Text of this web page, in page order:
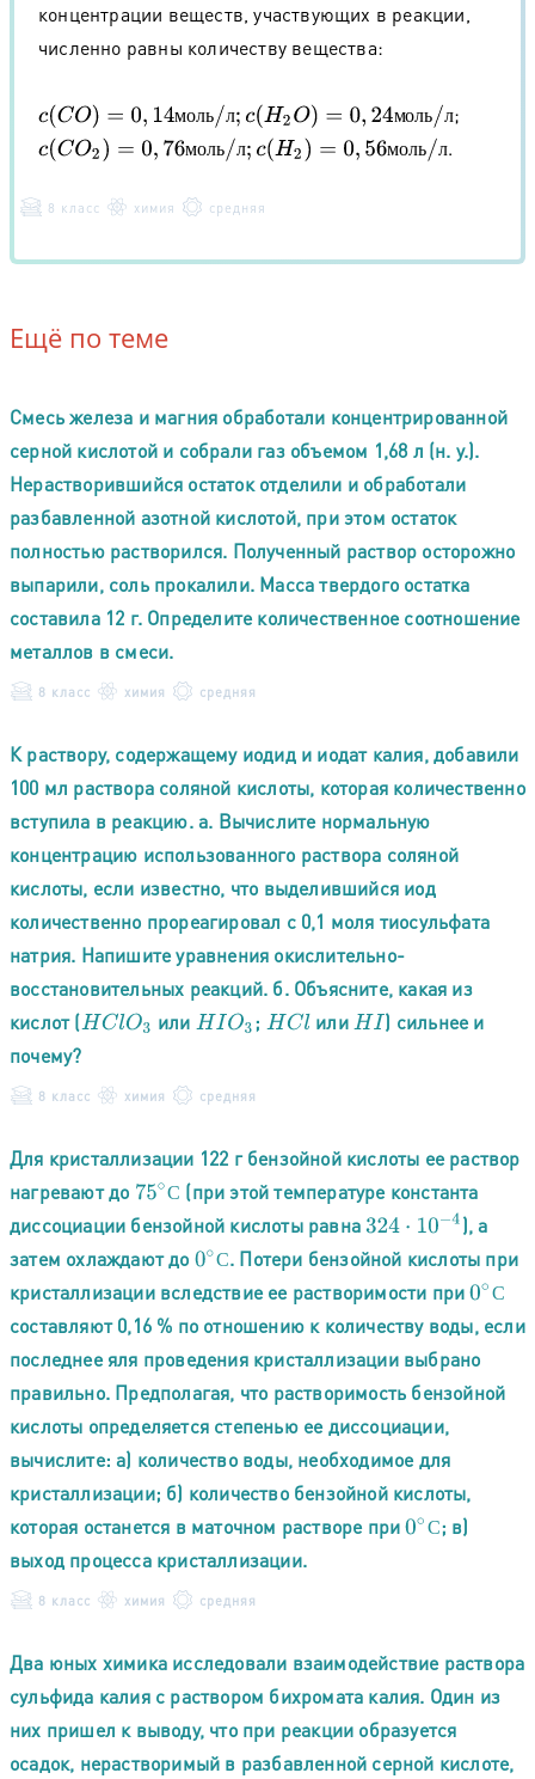
концентрации веществ, участвующих в реакции,
численно равны количеству вещества:
моль л моль л
c(CO)=0 14 мо ль/л;c(H2O )=0,24мол ь/ л ;
моль л моль л
c(CO2)=0 76 мо ль/л;c(H2)= 0,56мо ль/ л .
8 класс химия средняя
Ещё по теме
Смесь железа и магния обработали концентрированной
серной кислотой и собрали газ объемом 1,68 л (н. у.).
Нерастворившийся остаток отделили и обработали
разбавленной азотной кислотой, при этом остаток
полностью растворился. Полученный раствор осторожно
выпарили, соль прокалили. Масса твердого остатка
составила 12 г. Определите количественное соотношение
металлов в смеси.
8 класс химия средняя
К раствору, содержащему иодид и иодат калия, добавили
100 мл раствора соляной кислоты, которая количественно
вступила в реакцию. а. Вычислите нормальную
концентрацию использованного раствора соляной
кислоты, если известно, что выделившийся иод
количественно прореагировал с 0,1 моля тиосульфата
натрия. Напишите уравнения окислительно-
восстановительных реакций. б. Объясните, какая из
кислот (HClO3 или HIO3 ; HCl илиHI ) сильнее и
почему?
8 класс химия средняя
Для кристаллизации 122 г бензойной кислоты ее раствор
нагревают до
С
75∘С (при этой температуре константа
диссоциации бензойной кислоты равна324⋅10−4
), а
затем охлаждают до
С
0∘С. Потери бензойной кислоты при
кристаллизации вследствие ее растворимости при
С
0∘С
составляют 0,16 % по отношению к количеству воды, если
последнее яля проведения кристаллизации выбрано
правильно. Предполагая, что растворимость бензойной
кислоты определяется степенью ее диссоциации,
вычислите: а) количество воды, необходимое для
кристаллизации; б) количество бензойной кислоты,
которая останется в маточном растворе при
С
0∘С; в)
выход процесса кристаллизации.
8 класс химия средняя
Два юных химика исследовали взаимодействие раствора
сульфида калия с раствором бихромата калия. Один из
них пришел к выводу, что при реакции образуется
осадок, нерастворимый в разбавленной серной кислоте,